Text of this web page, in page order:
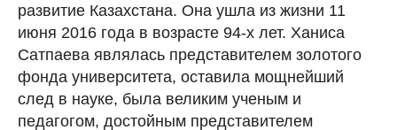
развитие Казахстана. Она ушла из жизни 11
июня 2016 года в возрасте 94-х лет. Ханиса
Сатпаева являлась представителем золотого
фонда университета, оставила мощнейший
след в науке, была великим ученым и
педагогом, достойным представителем